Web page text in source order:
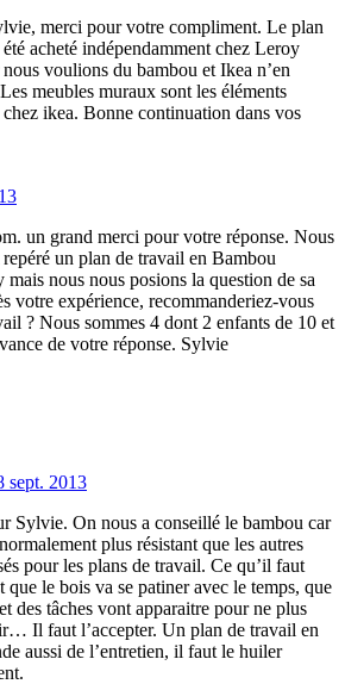
merci pour votre compliment. Le plan
acheté indépendamment chez Leroy
voulions du bambou et Ikea n’en
meubles muraux sont les éléments
chez ikea. Bonne continuation dans vos
un grand merci pour votre réponse. Nous
un plan de travail en Bambou
mais nous nous posions la question de sa
votre expérience, recommanderiez-vous
? Nous sommes 4 dont 2 enfants de 10 et
de votre réponse. Sylvie
sept. 2013
Sylvie. On nous a conseillé le bambou car
plus résistant que les autres
pour les plans de travail. Ce qu’il faut
que le bois va se patiner avec le temps, que
des tâches vont apparaitre pour ne plus
Il faut l’accepter. Un plan de travail en
aussi de l’entretien, il faut le huiler